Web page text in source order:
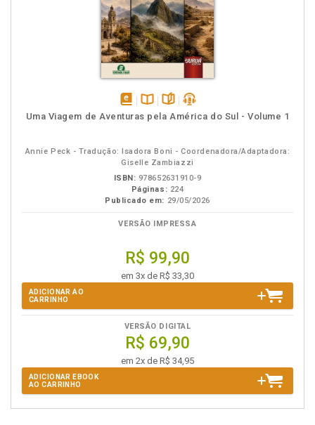
disponívelDisponível
páginaspodcast
Uma Viagem de Aventuras pela América do Sul - Volume 1
Annie Peck - Tradução: Isadora Boni - Coordenadora/Adaptadora:
Giselle Zambiazzi
ISBN: 978652631910-9
Páginas: 224
Publicado em: 29/05/2026
VERSÃO IMPRESSA
R$ 99,90
em 3x de R$ 33,30
ADICIONAR AO
CARRINHO
VERSÃO DIGITAL
R$ 69,90
em 2x de R$ 34,95
ADICIONAR EBOOK
AO CARRINHO